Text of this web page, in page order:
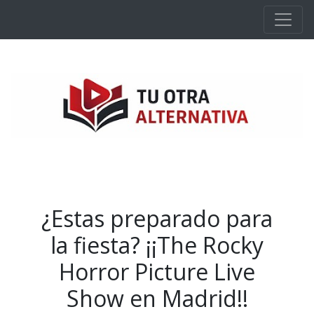
¿Estas preparado para
la fiesta? ¡¡The Rocky
Horror Picture Live
Show en Madrid!!